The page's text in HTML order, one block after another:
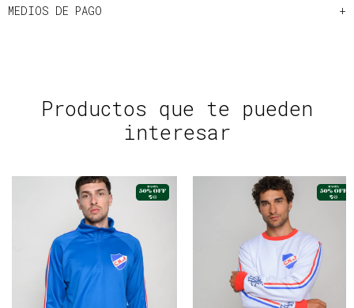
MEDIOS DE PAGO
Productos que te pueden
interesar